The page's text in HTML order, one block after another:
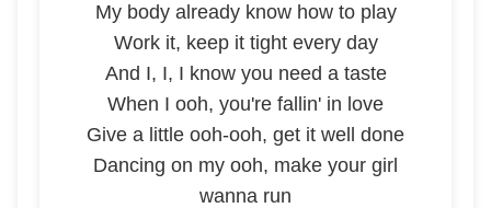
My body already know how to play
Work it, keep it tight every day
And I, I, I know you need a taste
When I ooh, you're fallin' in love
Give a little ooh-ooh, get it well done
Dancing on my ooh, make your girl
wanna run